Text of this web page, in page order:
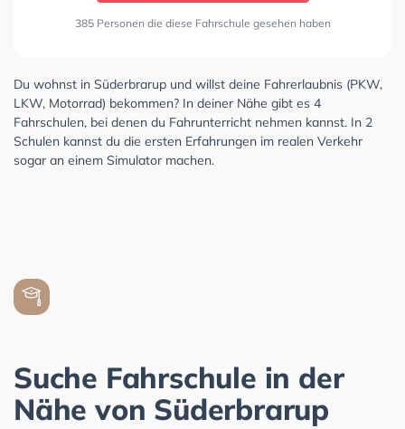
385 Personen die diese Fahrschule gesehen haben
Du wohnst in Süderbrarup und willst deine Fahrerlaubnis (PKW,
LKW, Motorrad) bekommen? In deiner Nähe gibt es 4
Fahrschulen, bei denen du Fahrunterricht nehmen kannst. In 2
Schulen kannst du die ersten Erfahrungen im realen Verkehr
sogar an einem Simulator machen.
Suche Fahrschule in der
Nähe von Süderbrarup